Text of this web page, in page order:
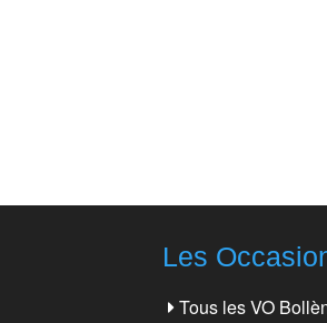
Les
Tous les VO